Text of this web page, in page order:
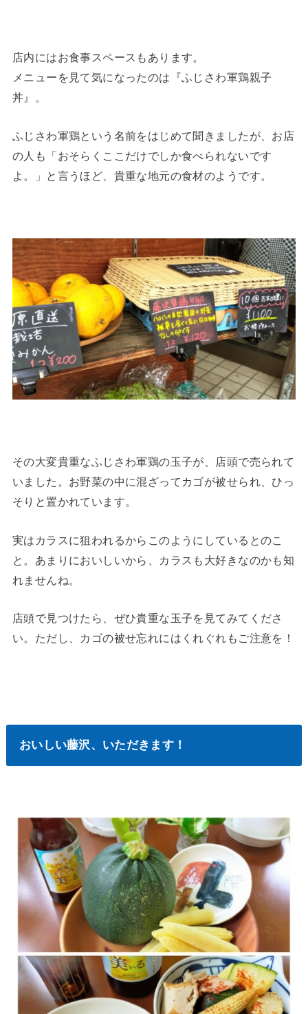
店内にはお食事スペースもあります。
メニューを見て気になったのは『ふじさわ軍鶏親子
丼』。
ふじさわ軍鶏という名前をはじめて聞きましたが、お店
の人も「おそらくここだけでしか食べられないです
よ。」と言うほど、貴重な地元の食材のようです。
その大変貴重なふじさわ軍鶏の玉子が、店頭で売られて
いました。お野菜の中に混ざってカゴが被せられ、ひっ
そりと置かれています。
実はカラスに狙われるからこのようにしているとのこ
と。あまりにおいしいから、カラスも大好きなのかも知
れませんね。
店頭で見つけたら、ぜひ貴重な玉子を見てみてくださ
い。ただし、カゴの被せ忘れにはくれぐれもご注意を！
おいしい藤沢、いただきます！